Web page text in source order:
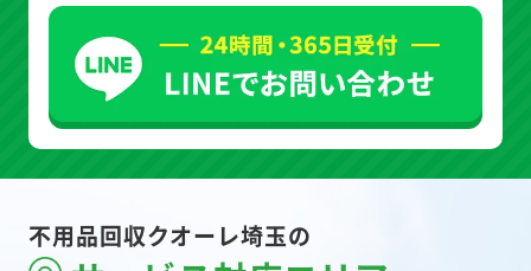
不用品回収クオーレ埼玉の